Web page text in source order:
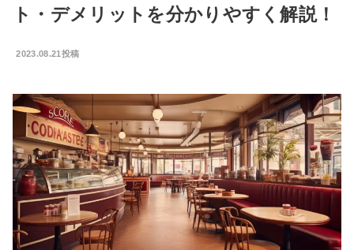
ト・デメリットを分かりやすく解説！
2023.08.21投稿